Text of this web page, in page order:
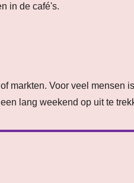
in de café's.
markten. Voor veel mensen
lang weekend op uit te